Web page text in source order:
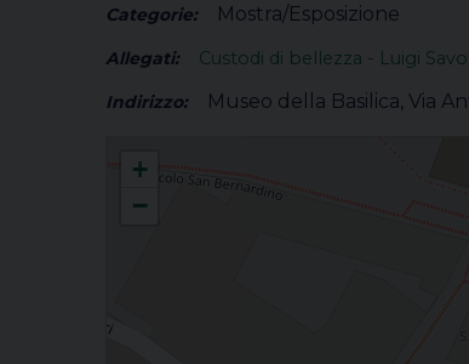
Categorie: Mostra/Esposizione
Allegati:
Custodi di bellezza - Luigi
Indirizzo:
Museo della Basilica, Via
+
−